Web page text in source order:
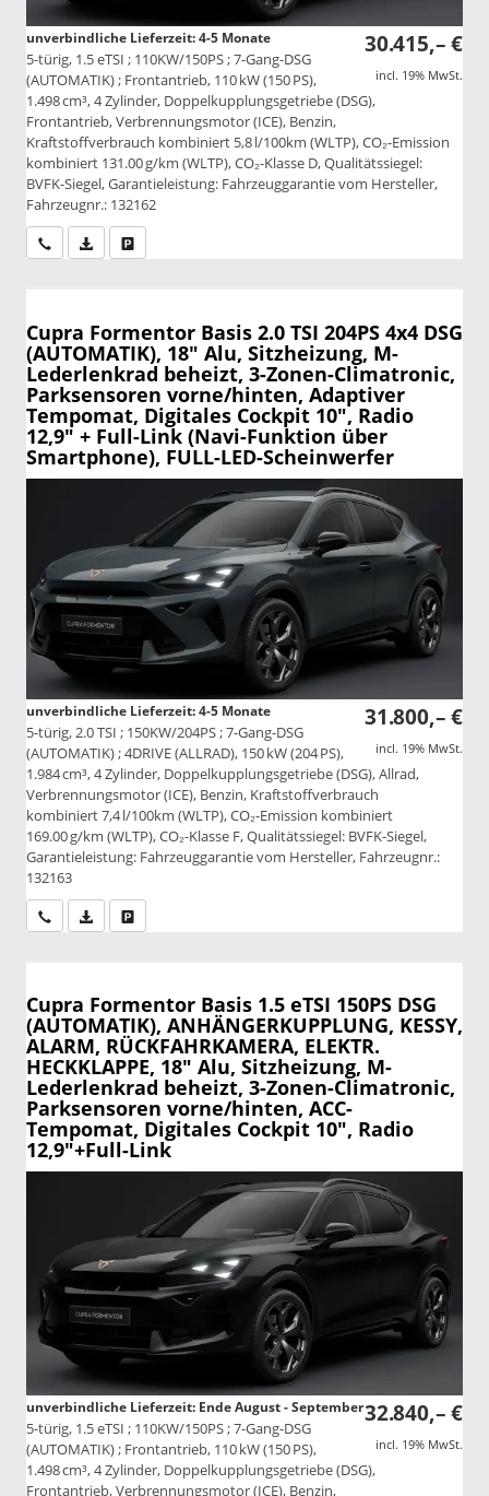
30.415,– €
incl. 19% MwSt.
unverbindliche Lieferzeit: 4-5 Monate
5-türig, 1.5 eTSI ; 110KW/150PS ; 7-Gang-DSG
(AUTOMATIK) ; Frontantrieb, 110 kW (150 PS),
1.498 cm³, 4 Zylinder, Doppelkupplungsgetriebe (DSG),
Frontantrieb, Verbrennungsmotor (ICE), Benzin,
Kraftstoffverbrauch kombiniert 5,8 l/100km (WLTP), CO₂-Emission
kombiniert 131.00 g/km (WLTP), CO₂-Klasse D, Qualitätssiegel:
BVFK-Siegel, Garantieleistung: Fahrzeuggarantie vom Hersteller,
Fahrzeugnr.: 132162
Wir rufen Sie anPDF-Datei, Fahrzeugexposé drucken
Cupra Formentor Basis 2.0 TSI 204PS 4x4 DSG
(AUTOMATIK), 18" Alu, Sitzheizung, M-
Lederlenkrad beheizt, 3-Zonen-Climatronic,
Parksensoren vorne/hinten, Adaptiver
Tempomat, Digitales Cockpit 10", Radio
12,9" + Full-Link (Navi-Funktion über
Smartphone), FULL-LED-Scheinwerfer
31.800,– €
incl. 19% MwSt.
unverbindliche Lieferzeit: 4-5 Monate
5-türig, 2.0 TSI ; 150KW/204PS ; 7-Gang-DSG
(AUTOMATIK) ; 4DRIVE (ALLRAD), 150 kW (204 PS),
1.984 cm³, 4 Zylinder, Doppelkupplungsgetriebe (DSG), Allrad,
Verbrennungsmotor (ICE), Benzin, Kraftstoffverbrauch
kombiniert 7,4 l/100km (WLTP), CO₂-Emission kombiniert
169.00 g/km (WLTP), CO₂-Klasse F, Qualitätssiegel: BVFK-Siegel,
Garantieleistung: Fahrzeuggarantie vom Hersteller, Fahrzeugnr.:
132163
Wir rufen Sie anPDF-Datei, Fahrzeugexposé drucken
Cupra Formentor Basis 1.5 eTSI 150PS DSG
(AUTOMATIK), ANHÄNGERKUPPLUNG, KESSY,
ALARM, RÜCKFAHRKAMERA, ELEKTR.
HECKKLAPPE, 18" Alu, Sitzheizung, M-
Lederlenkrad beheizt, 3-Zonen-Climatronic,
Parksensoren vorne/hinten, ACC-
Tempomat, Digitales Cockpit 10", Radio
12,9"+Full-Link
32.840,– €
incl. 19% MwSt.
unverbindliche Lieferzeit: Ende August - September
5-türig, 1.5 eTSI ; 110KW/150PS ; 7-Gang-DSG
(AUTOMATIK) ; Frontantrieb, 110 kW (150 PS),
1.498 cm³, 4 Zylinder, Doppelkupplungsgetriebe (DSG),
Frontantrieb, Verbrennungsmotor (ICE), Benzin,